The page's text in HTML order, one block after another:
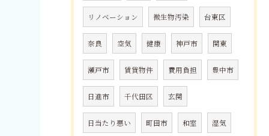
リノベーション 微生物汚染 台東区
奈良 空気 健康 神戸市 関東
瀬戸市 賃貸物件 費用負担 豊中市
日進市 千代田区 玄関
日当たり悪い 町田市 和室 湿気